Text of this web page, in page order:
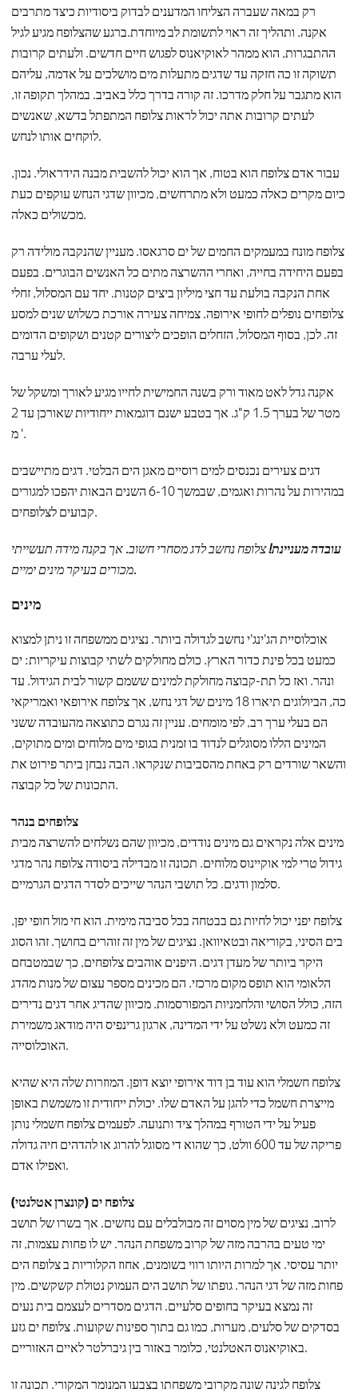
רק במאה שעברה הצליחו המדענים לבדוק ביסודיות כיצד מתרבים
אקנה. ותהליך זה ראוי לתשומת לב מיוחדת.ברגע שהצלופח מגיע לגיל
ההתבגרות, הוא ממהר לאוקיאנוס לפגוש חיים חדשים. ולעתים קרובות
תשוקה זו כה חזקה עד שדגים מתעלות מים מושלכים על אדמה, עליהם
הוא מתגבר על חלק מדרכו. זה קורה בדרך כלל באביב. במהלך תקופה זו,
לעתים קרובות אתה יכול לראות צלופח המתפתל בדשא, שאנשים
לוקחים אותו לנחש.
עבור אדם צלופח הוא בטוח, אך הוא יכול להשבית מבנה הידראולי. נכון,
כיום מקרים כאלה כמעט ולא מתרחשים, מכיוון שדגי הנחש עוקפים כעת
מכשולים כאלה.
צלופח מונח במעמקים החמים של ים סרגאסו. מעניין שהנקבה מולידה רק
בפעם היחידה בחייה, ואחרי ההשרצה מתים כל האנשים הבוגרים. בפעם
אחת הנקבה בולעת עד חצי מיליון ביצים קטנות. יחד עם המסלול, זחלי
צלופחים נופלים לחופי אירופה. צמיחה צעירה אורכת כשלוש שנים למסע
זה. לכן, בסוף המסלול, הזחלים הופכים ליצורים קטנים ושקופים הדומים
לעלי ערבה.
אקנה גדל לאט מאוד ורק בשנה החמישית לחייו מגיע לאורך ומשקל של
מטר של בערך 1.5 ק"ג. אך בטבע ישנם דוגמאות ייחודיות שאורכן עד 2
מ '.
דגים צעירים נכנסים למים רוסיים מאגן הים הבלטי. דגים מתיישבים
במהירות על נהרות ואגמים, שבמשך 6-10 השנים הבאות יהפכו למגורים
קבועים לצלופחים.
עובדה מעניינת!צלופח נחשב לדג מסחרי חשוב. אך בקנה מידה תעשייתי
מכורים בעיקר מינים ימיים.
מינים
אוכלוסיית הג'ינג'י נחשב לגדולה ביותר. נציגים ממשפחה זו ניתן למצוא
כמעט בכל פינת כדור הארץ. כולם מחולקים לשתי קבוצות עיקריות: ים
ונהר. ואז כל תת-קבוצה מחולקת למינים ששמם קשור לבית הגידול. עד
כה, הביולוגים תיארו 18 מינים של דגי נחש, אך צלופח אירופאי ואמריקאי
הם בעלי ערך רב, לפי מומחים. עניין זה נגרם כתוצאה מהעובדה ששני
המינים הללו מסוגלים לנדוד בו זמנית בגופי מים מלוחים ומים מתוקים,
והשאר שורדים רק באחת מהסביבות שנקראו. הבה נבחן ביתר פירוט את
התכונות של כל קבוצה.
צלופחים בנהר
מינים אלה נקראים גם מינים נודדים, מכיוון שהם נשלחים להשרצה מבית
גידול טרי למי אוקיינוס ​​מלוחים. תכונה זו מבדילה ביסודה צלופח נהר מדגי
סלמון ודגים. כל תושבי הנהר שייכים לסדר הדגים הגרמיים.
צלופח יפני יכול לחיות גם בבטחה בכל סביבה מימית. הוא חי מול חופי יפן,
בים הסיני, בקוריאה ובטאיוואן. נציגים של מין זה זוהרים בחושך. זהו הסוג
היקר ביותר של מעדן דגים. היפנים אוהבים צלופחים, כך שבמטבחם
הלאומי הוא תופס מקום מרכזי. הם מכינים מספר עצום של מנות מהדג
הזה, כולל הסושי והלחמניות המפורסמות. מכיוון שהדיג אחר דגים נדירים
זה כמעט ולא נשלט על ידי המדינה, ארגון גרינפיס היה מודאג משמירת
האוכלוסייה.
צלופח חשמלי הוא עוד בן דוד אירופי יוצא דופן. המוזרות שלה היא שהיא
מייצרת חשמל כדי להגן על האדם שלו. יכולת ייחודית זו משמשת באופן
פעיל על ידי הטורף במהלך ציד ותנועה. לפעמים צלופח חשמלי נותן
פריקה של עד 600 וולט, כך שהוא די מסוגל להרוג או להדהים חיה גדולה
ואפילו אדם.
צלופח ים (קונצרן אטלנטי)
לרוב, נציגים של מין מסוים זה מבולבלים עם נחשים. אך בשרו של תושב
ימי טעים בהרבה מזה של קרוב משפחת הנהר. יש לו פחות עצמות, זה
יותר עסיסי. אך למרות היותו רווי בשומנים, אחוז הקלוריות ב צלופח הים
פחות מזה של דגי הנהר. גופתו של תושב הים העמוק נטולת קשקשים. מין
זה נמצא בעיקר בחופים סלעיים. הדגים מסדרים לעצמם בית נעים
בסדקים של סלעים, מערות, כמו גם בתוך ספינות שקועות. צלופח ים גזע
באוקיאנוס האטלנטי, כלומר באזור בין גיברלטר לאיים האזוריים.
צלופח לגינה שונה מקרובי משפחתו בצבעו המנומר המקורי. תכונה זו